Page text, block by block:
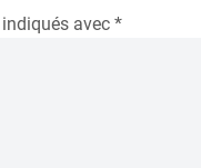
avec *